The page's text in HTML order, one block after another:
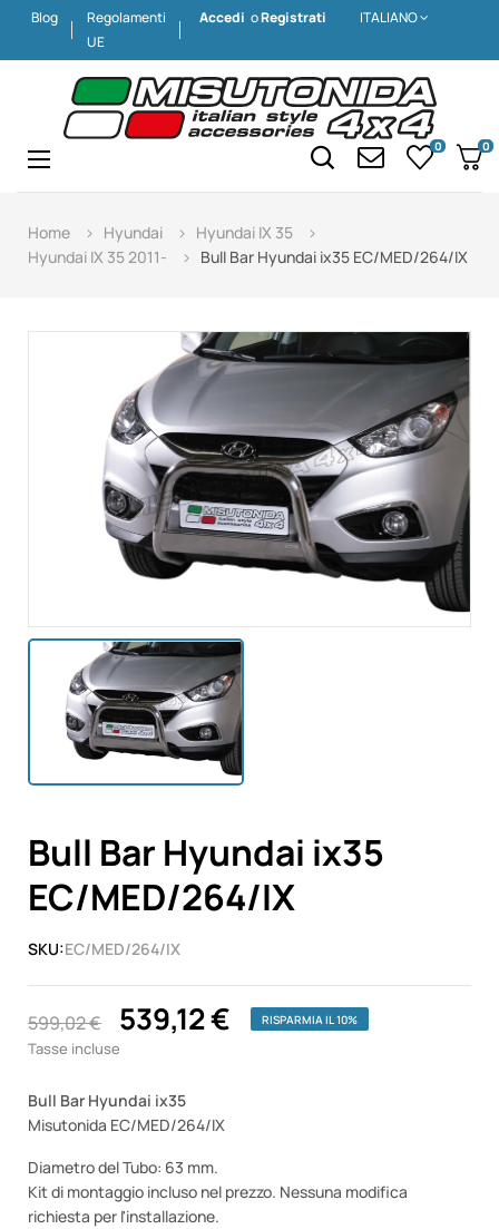
ITALIANO
Blog
Regolamenti
UE
Accedi oRegistrati
Navigazione
☰ 0 0
Home Hyundai
Hyundai IX 35
Hyundai IX 35 2011-
Bull Bar Hyundai ix35 EC/MED/264/IX
Bull Bar Hyundai ix35
EC/MED/264/IX
SKU:EC/MED/264/IX
599,02 € 539,12 € RISPARMIA IL 10%
Tasse incluse
Bull Bar Hyundai ix35
Misutonida EC/MED/264/IX
Diametro del Tubo: 63 mm.
Kit di montaggio incluso nel prezzo. Nessuna modifica
richiesta per l'installazione.